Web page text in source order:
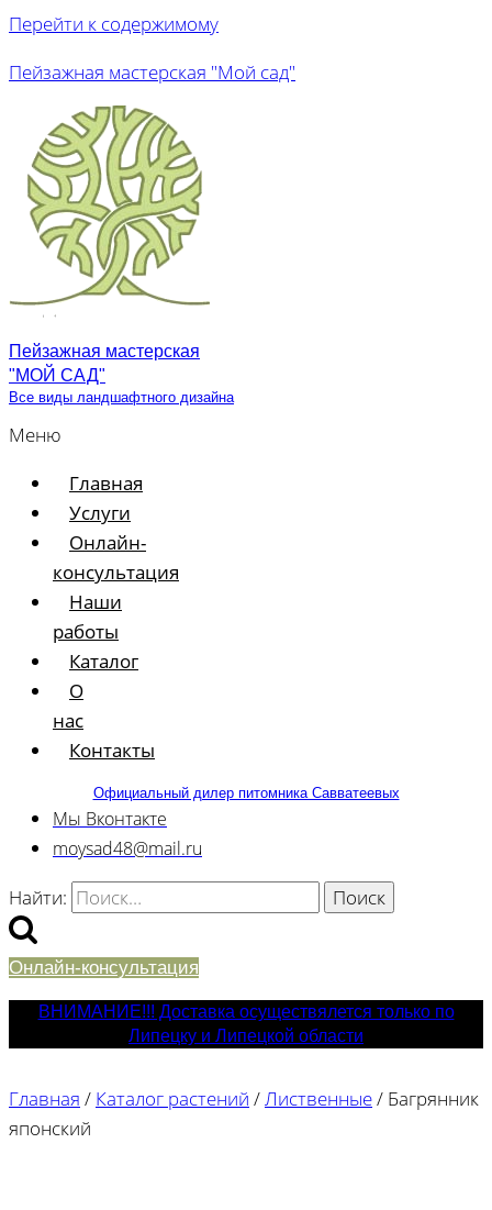
Перейти к содержимому
Пейзажная мастерская "Мой сад"
Пейзажная мастерская
"МОЙ САД"
Все виды ландшафтного дизайна
Меню
Главная
Услуги
Онлайн-
консультация
Наши
работы
Каталог
О
нас
Контакты
Официальный дилер питомника Савватеевых
Мы Вконтакте
moysad48@mail.ru
Найти:
Онлайн-консультация
ВНИМАНИЕ!!! Доставка осуществялется только по
Липецку и Липецкой области
Главная / Каталог растений /Лиственные/ Багрянник
японский